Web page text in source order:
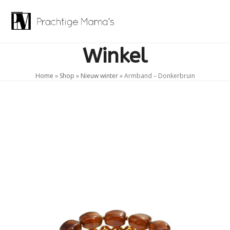
contentOpen
Close
Winkel
Home » Shop » Nieuw winter»Armband – Donkerbruin